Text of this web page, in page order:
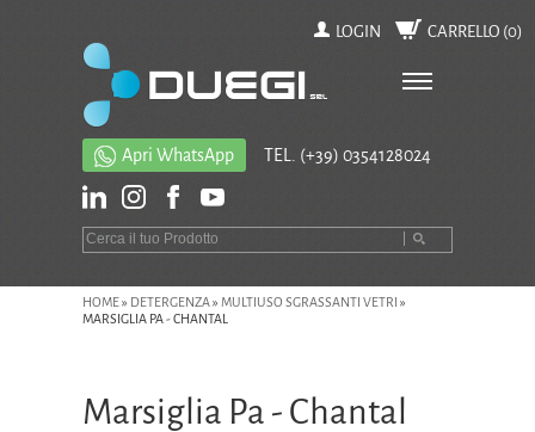
LOGIN CARRELLO (0)
Apri WhatsApp TEL. (+39) 0354128024
HOME» DETERGENZA» MULTIUSO SGRASSANTI VETRI »
MARSIGLIA PA - CHANTAL
Marsiglia Pa - Chantal